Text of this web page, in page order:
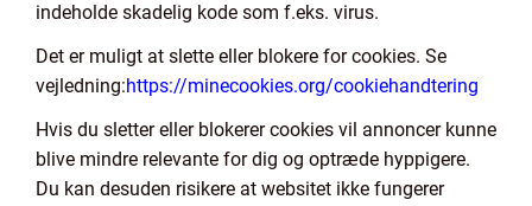
indeholde skadelig kode som f.eks. virus.
Det er muligt at slette eller blokere for cookies. Se
vejledning:https://minecookies.org/cookiehandtering
Hvis du sletter eller blokerer cookies vil annoncer kunne
blive mindre relevante for dig og optræde hyppigere.
Du kan desuden risikere at websitet ikke fungerer